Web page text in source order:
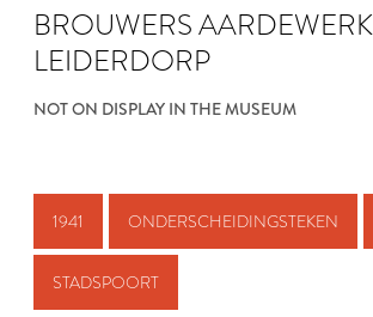
BROUWERS
LEIDERDORP
NOT ON DISPLAY IN THE MUSEUM
1941 ONDERSCHEIDINGSTEKEN
STADSPOORT